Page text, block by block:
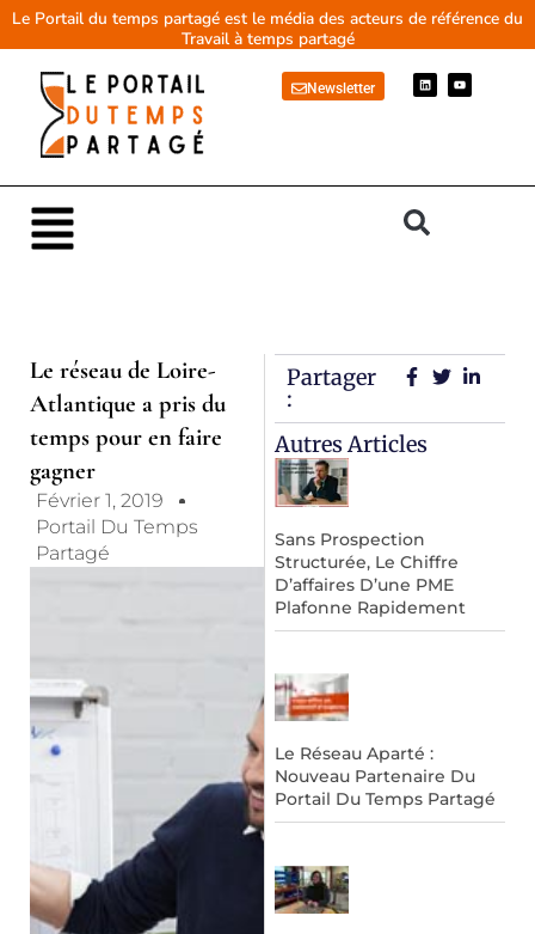
AllerLe Portail du temps partagé est le média des acteurs de référence du
Travail à temps partagé
Newsletter
L
i
n
Y
o
u
Main
Menu
Le réseau de Loire-
Atlantique a pris du
temps pour en faire
gagner
Février 1, 2019
Portail Du Temps
Partagé
Partager
:
Autres Articles
Sans Prospection
Structurée, Le Chiffre
D’affaires D’une PME
Plafonne Rapidement
Le Réseau Aparté :
Nouveau Partenaire Du
Portail Du Temps Partagé